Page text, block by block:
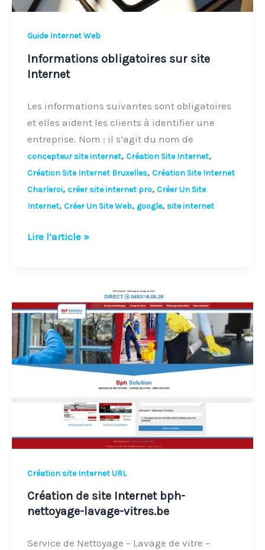
Guide Internet Web
Informations obligatoires sur site
Internet
Les informations suivantes sont obligatoires
et elles aident les clients à identifier une
entreprise. Nom : il s’agit du nom de
concepteur site internet, Création Site Internet,
Création Site Internet Bruxelles, Création Site Internet
Charleroi, créer site internet pro, Créer Un Site
Internet, Créer Un Site Web, google, site internet
Lire l’article »
Création site Internet URL
Création de site Internet bph-
nettoyage-lavage-vitres.be
Service de Nettoyage – Lavage de vitre –
de
site
Internet
bph-
vitres.be